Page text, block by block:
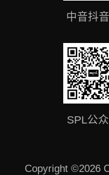
中音抖
SPL公
Copyright ©2026